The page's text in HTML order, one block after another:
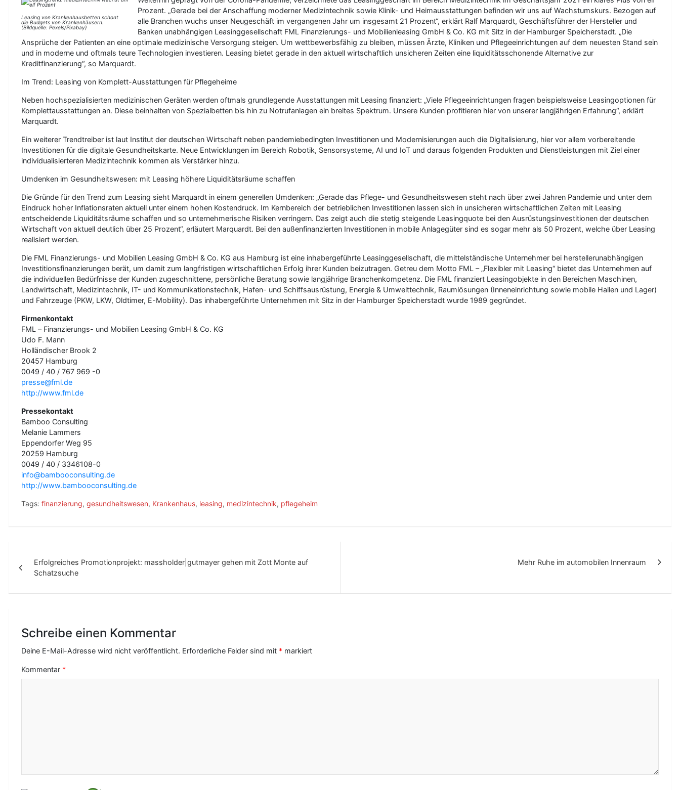
Leasing von Krankenhausbetten schont
die Budgets von Krankenhäusern.
(Bildquelle: Pexels/Pixabay)
Prozent. „Gerade bei der Anschaffung moderner Medizintechnik sowie Klinik- und Heimausstattungen befinden wir uns auf Wachstumskurs. Bezogen auf
alle Branchen wuchs unser Neugeschäft im vergangenen Jahr um insgesamt 21 Prozent“, erklärt Ralf Marquardt, Geschäftsführer der Hersteller und
Banken unabhängigen Leasinggesellschaft FML Finanzierungs- und Mobilienleasing GmbH & Co. KG mit Sitz in der Hamburger Speicherstadt. „Die
Ansprüche der Patienten an eine optimale medizinische Versorgung steigen. Um wettbewerbsfähig zu bleiben, müssen Ärzte, Kliniken und Pflegeeinrichtungen auf dem neuesten Stand sein
und in moderne und oftmals teure Technologien investieren. Leasing bietet gerade in den aktuell wirtschaftlich unsicheren Zeiten eine liquiditätsschonende Alternative zur
Kreditfinanzierung“, so Marquardt.
Im Trend: Leasing von Komplett-Ausstattungen für Pflegeheime
Neben hochspezialisierten medizinischen Geräten werden oftmals grundlegende Ausstattungen mit Leasing finanziert: „Viele Pflegeeinrichtungen fragen beispielsweise Leasingoptionen für
Komplettausstattungen an. Diese beinhalten von Spezialbetten bis hin zu Notrufanlagen ein breites Spektrum. Unsere Kunden profitieren hier von unserer langjährigen Erfahrung“, erklärt
Marquardt.
Ein weiterer Trendtreiber ist laut Institut der deutschen Wirtschaft neben pandemiebedingten Investitionen und Modernisierungen auch die Digitalisierung, hier vor allem vorbereitende
Investitionen für die digitale Gesundheitskarte. Neue Entwicklungen im Bereich Robotik, Sensorsysteme, AI und IoT und daraus folgenden Produkten und Dienstleistungen mit Ziel einer
individualisierteren Medizintechnik kommen als Verstärker hinzu.
Umdenken im Gesundheitswesen: mit Leasing höhere Liquiditätsräume schaffen
Die Gründe für den Trend zum Leasing sieht Marquardt in einem generellen Umdenken: „Gerade das Pflege- und Gesundheitswesen steht nach über zwei Jahren Pandemie und unter dem
Eindruck hoher Inflationsraten aktuell unter einem hohen Kostendruck. Im Kernbereich der betrieblichen Investitionen lassen sich in unsicheren wirtschaftlichen Zeiten mit Leasing
entscheidende Liquiditätsräume schaffen und so unternehmerische Risiken verringern. Das zeigt auch die stetig steigende Leasingquote bei den Ausrüstungsinvestitionen der deutschen
Wirtschaft von aktuell deutlich über 25 Prozent“, erläutert Marquardt. Bei den außenfinanzierten Investitionen in mobile Anlagegüter sind es sogar mehr als 50 Prozent, welche über Leasing
realisiert werden.
Die FML Finanzierungs- und Mobilien Leasing GmbH & Co. KG aus Hamburg ist eine inhabergeführte Leasinggesellschaft, die mittelständische Unternehmer bei herstellerunabhängigen
Investitionsfinanzierungen berät, um damit zum langfristigen wirtschaftlichen Erfolg ihrer Kunden beizutragen. Getreu dem Motto FML – „Flexibler mit Leasing“ bietet das Unternehmen auf
die individuellen Bedürfnisse der Kunden zugeschnittene, persönliche Beratung sowie langjährige Branchenkompetenz. Die FML finanziert Leasingobjekte in den Bereichen Maschinen,
Landwirtschaft, Medizintechnik, IT- und Kommunikationstechnik, Hafen- und Schiffsausrüstung, Energie & Umwelttechnik, Raumlösungen (Inneneinrichtung sowie mobile Hallen und Lager)
und Fahrzeuge (PKW, LKW, Oldtimer, E-Mobility). Das inhabergeführte Unternehmen mit Sitz in der Hamburger Speicherstadt wurde 1989 gegründet.
Firmenkontakt
FML – Finanzierungs- und Mobilien Leasing GmbH & Co. KG
Udo F. Mann
Holländischer Brook 2
20457 Hamburg
0049 / 40 / 767 969 -0
presse@fml.de
http://www.fml.de
Pressekontakt
Bamboo Consulting
Melanie Lammers
Eppendorfer Weg 95
20259 Hamburg
0049 / 40 / 3346108-0
info@bambooconsulting.de
http://www.bambooconsulting.de
Tags: finanzierung, gesundheitswesen, Krankenhaus, leasing, medizintechnik, pflegeheim
Erfolgreiches Promotionprojekt: massholder|gutmayer gehen mit Zott Monte auf
Schatzsuche
Mehr Ruhe im automobilen Innenraum
Schreibe einen Kommentar
Deine E-Mail-Adresse wird nicht veröffentlicht. Erforderliche Felder sind mit * markiert
Kommentar *